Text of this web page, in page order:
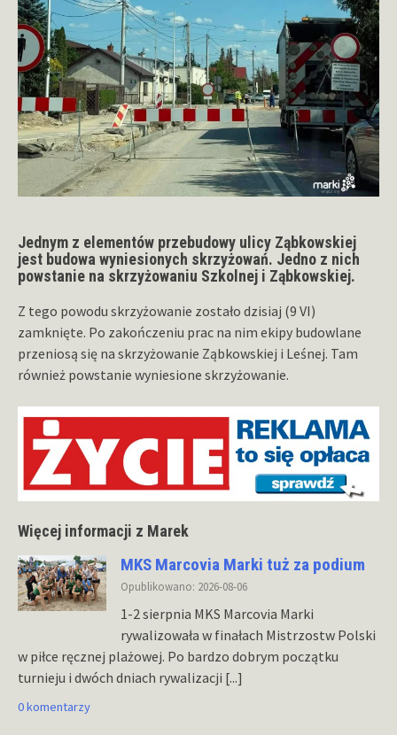
Jednym z elementów przebudowy ulicy Ząbkowskiej
jest budowa wyniesionych skrzyżowań. Jedno z nich
powstanie na skrzyżowaniu Szkolnej i Ząbkowskiej.
Z tego powodu skrzyżowanie zostało dzisiaj (9 VI)
zamknięte. Po zakończeniu prac na nim ekipy budowlane
przeniosą się na skrzyżowanie Ząbkowskiej i Leśnej. Tam
również powstanie wyniesione skrzyżowanie.
Więcej informacji z Marek
MKS Marcovia Marki tuż za podium
Opublikowano: 2026-08-06
1-2 sierpnia MKS Marcovia Marki
rywalizowała w finałach Mistrzostw Polski
w piłce ręcznej plażowej. Po bardzo dobrym początku
turnieju i dwóch dniach rywalizacji [...]
0 komentarzy